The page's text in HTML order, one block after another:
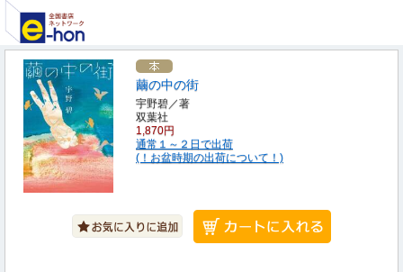
繭の中の街
宇野碧／著
双葉社
1,870円
通常１～２日で出荷
(！お盆時期の出荷について！)